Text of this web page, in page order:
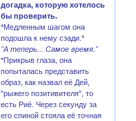
догадка, которую хотелось
бы проверить.
*Медленным шагом она
подошла к нему сзади.*
"А теперь... Самое время."
*Прикрыв глаза, она
попыталась представить
образ, как назвал её Дей,
"рыжего позитивителя", то
есть Риё. Через секунду за
его спиной стояла её точная